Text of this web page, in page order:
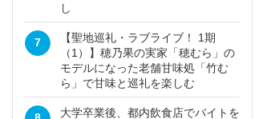
し
7
【聖地巡礼・ラブライブ！ 1期
（1）】穂乃果の実家「穂むら」の
モデルになった老舗甘味処「竹む
ら」で甘味と巡礼を楽しむ
大学卒業後、都内飲食店でバイトを